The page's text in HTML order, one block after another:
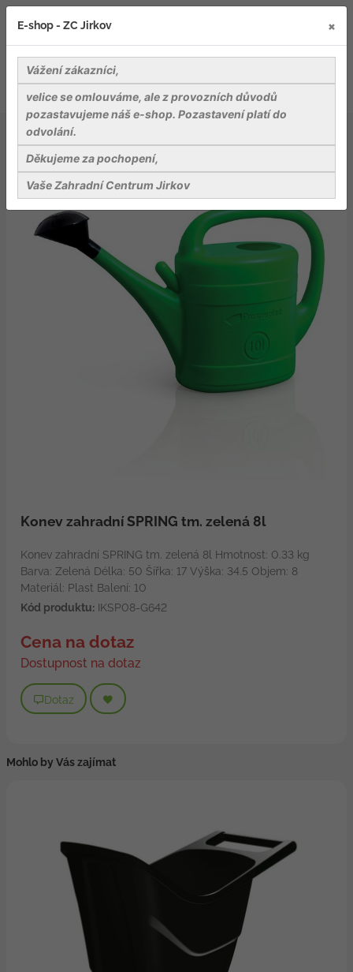
Nářadí a pomůcky
Konev zahradní SPRING tm. zelená 8l
Konev zahradní SPRING tm. zelená 8l
Konev zahradní SPRING tm. zelená 8l Hmotnost: 0.33 kg
Barva: Zelená Délka: 50 Šířka: 17 Výška: 34.5 Objem: 8
Materiál: Plast Balení: 10
Kód produktu:IKSP08-G642
Cena na dotaz
Dostupnost na dotaz
Dotaz
Mohlo by Vás zajímat
E-shop - ZC Jirkov ×
Vážení zákazníci,
velice se omlouváme, ale z provozních důvodů
pozastavujeme náš e-shop. Pozastavení platí do
odvolání.
Děkujeme za pochopení,
Vaše Zahradní Centrum Jirkov